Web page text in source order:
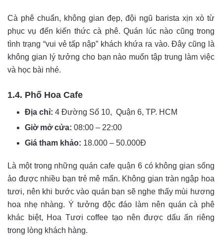
Cà phê chuẩn, không gian đẹp, đội ngũ barista xịn xò từ
phục vụ đến kiến thức cà phê. Quán lúc nào cũng trong
tình trạng “vui vẻ tấp nập” khách khứa ra vào. Đây cũng là
không gian lý tưởng cho bạn nào muốn tập trung làm việc
và học bài nhé.
1.4. Phố Hoa Cafe
Địa chỉ: 4 Đường Số 10, Quận 6, TP. HCM
Giờ mở cửa: 08:00 – 22:00
Giá tham khảo: 18.000 – 50.000Đ
Là một trong những quán cafe quận 6 có không gian sống
ảo được nhiều bạn trẻ mê mẩn. Không gian tràn ngập hoa
tươi, nên khi bước vào quán bạn sẽ nghe thấy mùi hương
hoa nhẹ nhàng. Ý tưởng độc đáo làm nên quán cà phê
khác biệt, Hoa Tươi coffee tạo nên được dấu ấn riêng
trong lòng khách hàng.